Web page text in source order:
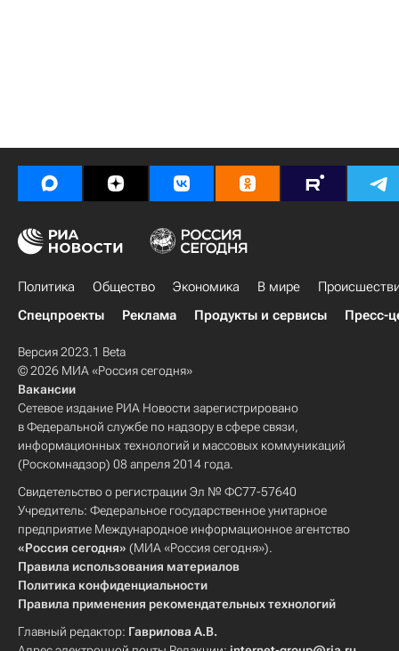
Политика Общество Экономика В мире
Спецпроекты
Реклама Продукты и сервисы Пресс-
Версия 2023.1 Beta
© 2026 МИА «Россия сегодня»
Вакансии
Сетевое издание РИА Новости зарегистрировано
в Федеральной службе по надзору в сфере связи,
информационных технологий и массовых коммуникаций
(Роскомнадзор) 08 апреля 2014 года.
Свидетельство о регистрации Эл № ФС77-57640
Учредитель: Федеральное государственное унитарное
предприятие Международное информационное агентство
«Россия сегодня» (МИА «Россия сегодня»).
Правила использования материалов
Политика конфиденциальности
Правила применения рекомендательных технологий
Главный редактор: Гаврилова А.В.